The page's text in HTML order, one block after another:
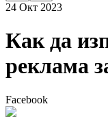
24 Окт 2023
Как да
рекламa
Facebook